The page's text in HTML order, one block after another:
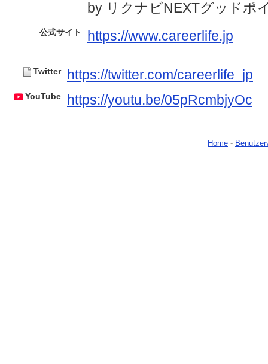
by リクナビNEXTグッドポ
公式サイト https://www.careerlife.jp
Twitter https://twitter.com/careerlife_jp
YouTube https://youtu.be/05pRcmbjyOc
Home -